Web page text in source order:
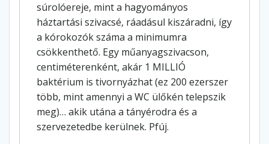
súrolóereje, mint a hagyományos
háztartási szivacsé, ráadásul kiszáradni, így
a kórokozók száma a minimumra
csökkenthető. Egy műanyagszivacson,
centiméterenként, akár 1 MILLIÓ
baktérium is tivornyázhat (ez 200 ezerszer
több, mint amennyi a WC ülőkén telepszik
meg)… akik utána a tányérodra és a
szervezetedbe kerülnek. Pfúj.